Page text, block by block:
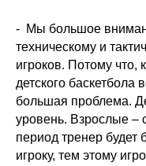
- Мы большое
техническому и
игроков. Потому что,
детского
большая проблема.
уровень. Взрослые –
период тренер будет
игроку, тем этому